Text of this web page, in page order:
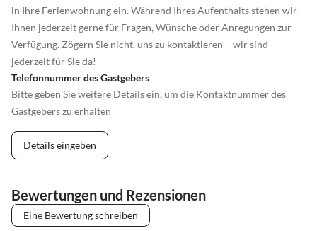
in Ihre Ferienwohnung ein. Während Ihres Aufenthalts stehen wir
Ihnen jederzeit gerne für Fragen, Wünsche oder Anregungen zur
Verfügung. Zögern Sie nicht, uns zu kontaktieren – wir sind
jederzeit für Sie da!
Telefonnummer des Gastgebers
Bitte geben Sie weitere Details ein, um die Kontaktnummer des
Gastgebers zu erhalten
Details eingeben
Bewertungen und Rezensionen
Eine Bewertung schreiben